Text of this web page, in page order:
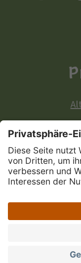
Prodotti a
Mappa del sito |